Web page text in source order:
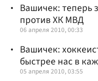
Вашичек: теперь
против ХК МВД
06 апреля 2010, 00:33
Вашичек:
быстрее нас в
05 апреля 2010, 03:55